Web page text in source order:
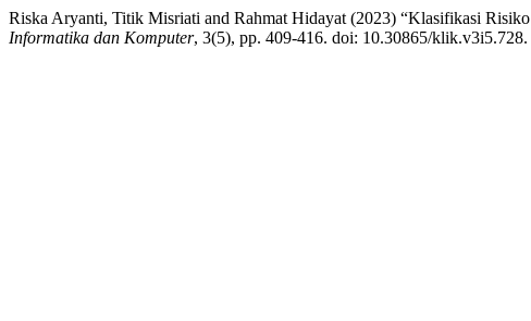
Riska Aryanti, Titik Misriati and Rahmat Hidayat (2023) “Klasifikasi
Informatika dan Komputer, 3(5), pp. 409-416. doi: 10.30865/klik.v3i5.728.